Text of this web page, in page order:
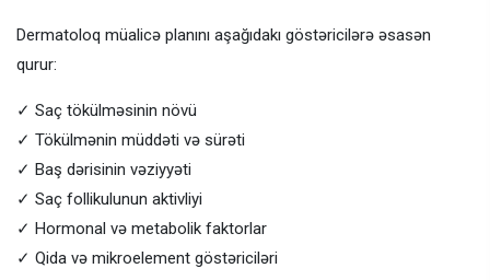
Dermatoloq müalicə planını aşağıdakı göstəricilərə əsasən
qurur:
✓ Saç tökülməsinin növü
✓ Tökülmənin müddəti və sürəti
✓ Baş dərisinin vəziyyəti
✓ Saç follikulunun aktivliyi
✓ Hormonal və metabolik faktorlar
✓ Qida və mikroelement göstəriciləri